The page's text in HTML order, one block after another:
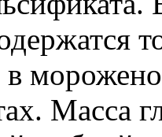
в
Масса